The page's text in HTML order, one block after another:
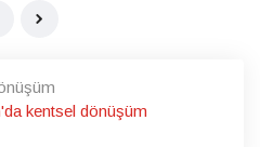
kentsel dönüşüm